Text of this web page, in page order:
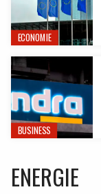
ECONOMIE
BUSINESS
ENERGIE